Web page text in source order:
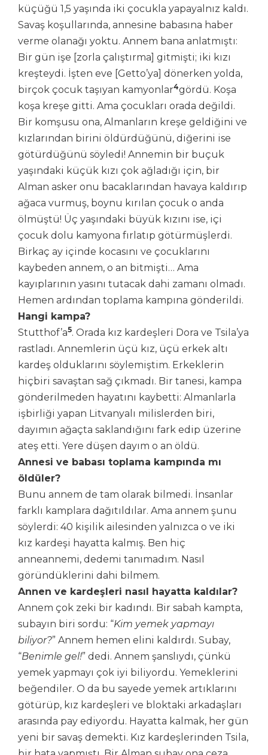
küçüğü 1,5 yaşında iki çocukla yapayalnız kaldı.
Savaş koşullarında, annesine babasına haber
verme olanağı yoktu. Annem bana anlatmıştı:
Bir gün işe [zorla çalıştırma] gitmişti; iki kızı
kreşteydi. İşten eve [Getto’ya] dönerken yolda,
birçok çocuk taşıyan kamyonlar4gördü. Koşa
koşa kreşe gitti. Ama çocukları orada değildi.
Bir komşusu ona, Almanların kreşe geldiğini ve
kızlarından birini öldürdüğünü, diğerini ise
götürdüğünü söyledi! Annemin bir buçuk
yaşındaki küçük kızı çok ağladığı için, bir
Alman asker onu bacaklarından havaya kaldırıp
ağaca vurmuş, boynu kırılan çocuk o anda
ölmüştü! Üç yaşındaki büyük kızını ise, içi
çocuk dolu kamyona fırlatıp götürmüşlerdi.
Birkaç ay içinde kocasını ve çocuklarını
kaybeden annem, o an bitmişti… Ama
kayıplarının yasını tutacak dahi zamanı olmadı.
Hemen ardından toplama kampına gönderildi.
Hangi kampa?
Stutthof’a5. Orada kız kardeşleri Dora ve Tsila’ya
rastladı. Annemlerin üçü kız, üçü erkek altı
kardeş olduklarını söylemiştim. Erkeklerin
hiçbiri savaştan sağ çıkmadı. Bir tanesi, kampa
gönderilmeden hayatını kaybetti: Almanlarla
işbirliği yapan Litvanyalı milislerden biri,
dayımın ağaçta saklandığını fark edip üzerine
ateş etti. Yere düşen dayım o an öldü.
Annesi ve babası toplama kampında mı
öldüler?
Bunu annem de tam olarak bilmedi. İnsanlar
farklı kamplara dağıtıldılar. Ama annem şunu
söylerdi: 40 kişilik ailesinden yalnızca o ve iki
kız kardeşi hayatta kalmış. Ben hiç
anneannemi, dedemi tanımadım. Nasıl
göründüklerini dahi bilmem.
Annen ve kardeşleri nasıl hayatta kaldılar?
Annem çok zeki bir kadındı. Bir sabah kampta,
subayın biri sordu: “Kim yemek yapmayı
biliyor?” Annem hemen elini kaldırdı. Subay,
“Benimle gel!” dedi. Annem şanslıydı, çünkü
yemek yapmayı çok iyi biliyordu. Yemeklerini
beğendiler. O da bu sayede yemek artıklarını
götürüp, kız kardeşleri ve bloktaki arkadaşları
arasında pay ediyordu. Hayatta kalmak, her gün
yeni bir savaş demekti. Kız kardeşlerinden Tsila,